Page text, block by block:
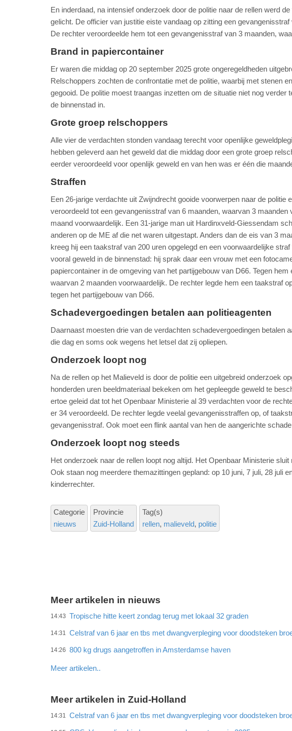
En inderdaad, na intensief onderzoek door de politie naar de rellen werd
gelicht. De officier van justitie eiste vandaag op zitting een
De rechter veroordeelde hem tot een gevangenisstraf van 3 maanden,
Brand in papiercontainer
Er waren die middag op 20 september 2025 grote ongeregeldheden
Relschoppers zochten de confrontatie met de politie, waarbij met stenen
gegooid. De politie moest traangas inzetten om de situatie niet nog
de binnenstad in.
Grote groep relschoppers
Alle vier de verdachten stonden vandaag terecht voor openlijke
hebben geleverd aan het geweld dat die middag door een grote groep
eerder veroordeeld voor openlijk geweld en van hen was er één die
Straffen
Een 26-jarige verdachte uit Zwijndrecht gooide voorwerpen naar de politie
veroordeeld tot een gevangenisstraf van 6 maanden, waarvan 3
maand voorwaardelijk. Een 31-jarige man uit Hardinxveld-Giessendam
anderen op de ME af die net waren uitgestapt. Anders dan de eis van 3
kreeg hij een taakstraf van 200 uren opgelegd en een voorwaardelijke
vooral geweld in de binnenstad: hij sprak daar een vrouw met een
papiercontainer in de omgeving van het partijgebouw van D66. Tegen
waarvan 2 maanden voorwaardelijk. De rechter legde hem een taakstraf
tegen het partijgebouw van D66.
Schadevergoedingen betalen aan politieagenten
Daarnaast moesten drie van de verdachten schadevergoedingen betalen
die dag en soms ook wegens het letsel dat zij opliepen.
Onderzoek loopt nog
Na de rellen op het Malieveld is door de politie een uitgebreid onderzoek
honderden uren beeldmateriaal bekeken om het gepleegde geweld te
ertoe geleid dat tot het Openbaar Ministerie al 39 verdachten voor de
er 34 veroordeeld. De rechter legde veelal gevangenisstraffen op, of
gevangenisstraf. Ook moet een flink aantal van hen de aangerichte
Onderzoek loopt nog steeds
Het onderzoek naar de rellen loopt nog altijd. Het Openbaar Ministerie
Ook staan nog meerdere themazittingen gepland: op 10 juni, 7 juli, 28 juli
kinderrechter.
Categorie
nieuws
Provincie
Zuid-Holland
Tag(s)
rellen malieveld politie
Meer artikelen in nieuws
14:43 Tropische hitte keert zondag terug met lokaal 32 graden
14:31 Celstraf van 6 jaar en tbs met dwangverpleging voor doodsteken
14:26 800 kg drugs aangetroffen in Amsterdamse haven
Meer artikelen..
Meer artikelen in Zuid-Holland
14:31 Celstraf van 6 jaar en tbs met dwangverpleging voor doodsteken